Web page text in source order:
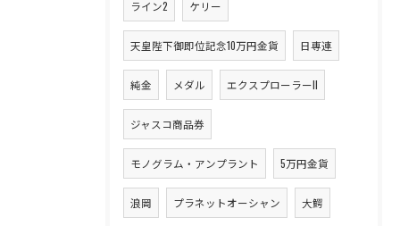
ライン2 ケリー
天皇陛下御即位記念10万円金貨 日専連
純金 メダル エクスプローラーII
ジャスコ商品券
モノグラム・アンプラント 5万円金貨
浪岡 プラネットオーシャン 大鰐